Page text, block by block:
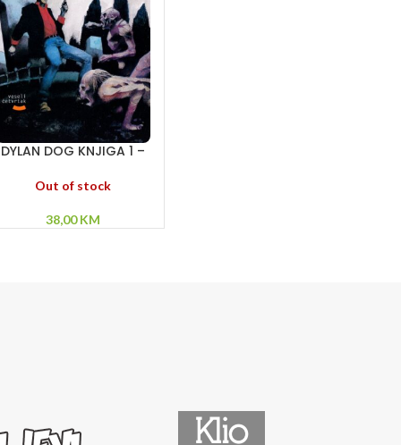
DYLAN DOG KNJIGA 1 –
Džek Trbosek – Noći
Out of stock
38,00KM